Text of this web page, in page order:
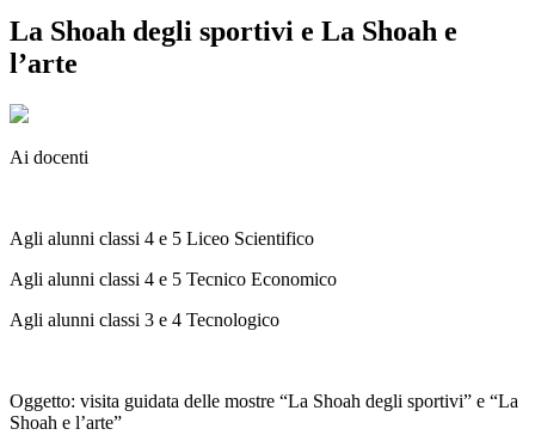
La Shoah degli sportivi e La Shoah e
l’arte
Ai docenti
Agli alunni classi 4 e 5 Liceo Scientifico
Agli alunni classi 4 e 5 Tecnico Economico
Agli alunni classi 3 e 4 Tecnologico
Oggetto: visita guidata delle mostre “La Shoah degli sportivi” e “La
Shoah e l’arte”